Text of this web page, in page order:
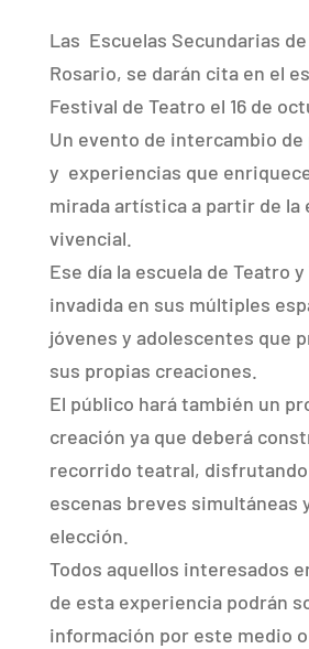
Las Escuelas Secundarias
Rosario, se darán cita en el
Festival de Teatro el 16 de
Un evento de intercambio
y experiencias que
mirada artística a partir de la
vivencial.
Ese día la escuela de Teatro
invadida en sus múltiples
jóvenes y adolescentes que
sus propias creaciones.
El público hará también un
creación ya que deberá
recorrido teatral,
escenas breves simultáneas
elección.
Todos aquellos interesados
de esta experiencia podrán
información por este medio